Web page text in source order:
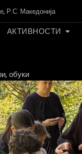
Р.С. Македонија
АКТИВНОСТИ
обуки